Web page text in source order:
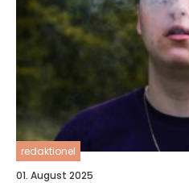
redaktionel
01. August 2025